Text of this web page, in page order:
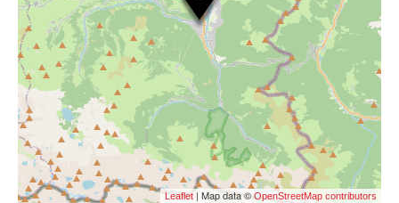
Leaflet| Map data ©OpenStreetMap contributors